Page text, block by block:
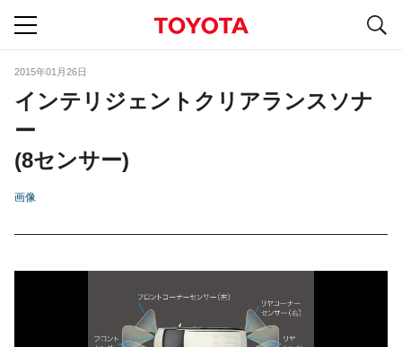
2015年01月26日
インテリジェントクリアランスソナ
ー
(8センサー)
画像